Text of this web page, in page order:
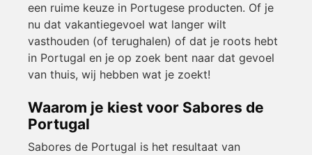
een ruime keuze in Portugese producten. Of je
nu dat vakantiegevoel wat langer wilt
vasthouden (of terughalen) of dat je roots hebt
in Portugal en je op zoek bent naar dat gevoel
van thuis, wij hebben wat je zoekt!
Waarom je kiest voor Sabores de
Portugal
Sabores de Portugal is het resultaat van